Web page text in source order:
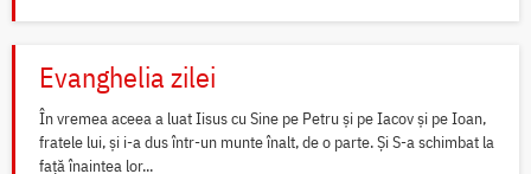
Evanghelia zilei
În vremea aceea a luat Iisus cu Sine pe Petru și pe Iacov și pe Ioan,
fratele lui, și i-a dus într-un munte înalt, de o parte. Și S-a schimbat la
față înaintea lor...